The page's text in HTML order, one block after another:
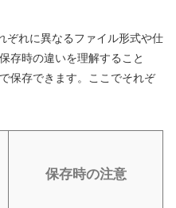
ぞれに異なるファイル形式や仕
存時の違いを理解すること
保存できます。ここでそれぞ
保存時の注意